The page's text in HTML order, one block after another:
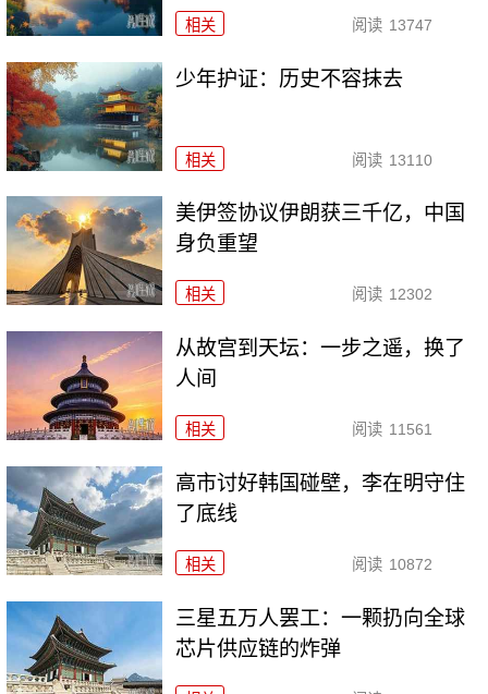
相关 阅读 13747
少年护证：历史不容抹去
相关 阅读 13110
美伊签协议伊朗获三千亿，中国
身负重望
相关 阅读 12302
从故宫到天坛：一步之遥，换了
人间
相关 阅读 11561
高市讨好韩国碰壁，李在明守住
了底线
相关 阅读 10872
三星五万人罢工：一颗扔向全球
芯片供应链的炸弹